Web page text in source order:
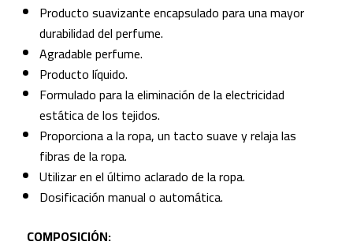
Producto suavizante encapsulado para una mayor
durabilidad del perfume.
Agradable perfume.
Producto líquido.
Formulado para la eliminación de la electricidad
estática de los tejidos.
Proporciona a la ropa, un tacto suave y relaja las
fibras de la ropa.
Utilizar en el último aclarado de la ropa.
Dosificación manual o automática.
COMPOSICIÓN: